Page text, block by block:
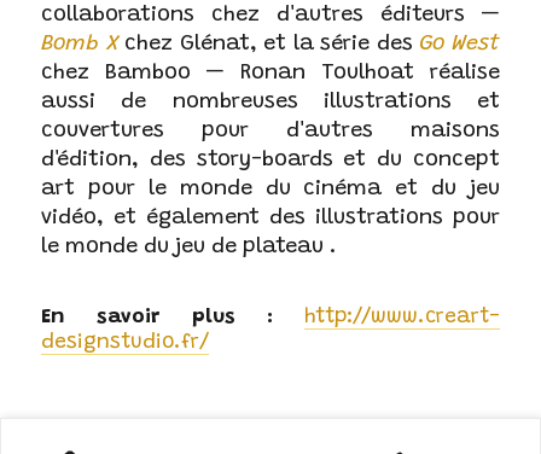
collaborations chez d'autres éditeurs —
Bomb Xchez Glénat, et la série des Go West
chez Bamboo — Ronan Toulhoat réalise
aussi de nombreuses illustrations et
couvertures pour d'autres maisons
d'édition, des story-boards et du concept
art pour le monde du cinéma et du jeu
vidéo, et également des illustrations pour
le monde du jeu de plateau .
http://www.creart-
designstudio.fr/